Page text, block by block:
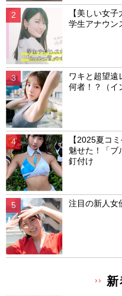
【美しい女
学生アナウン
ワキと超望遠
何者！？（イ
【2025夏コ
魅せた！「ブ
釘付け
注目の新人女